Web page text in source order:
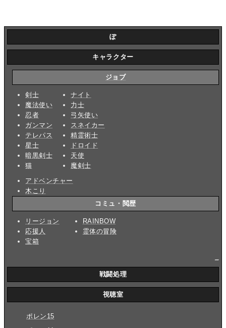
ぽ
キャラクター
ジョブ
剣士
魔法使い
忍者
ガンマン
テレパス
星士
暗黒剣士
猫
ナイト
力士
弓矢使い
スネイカー
精霊術士
ドロイド
天使
魔剣士
アドベンチャー
木こり
コミュ・閲歴
リージョン
応援人
宝箱
RAINBOW
霊体の冒険
戦闘処理
視聴室
ポレン15